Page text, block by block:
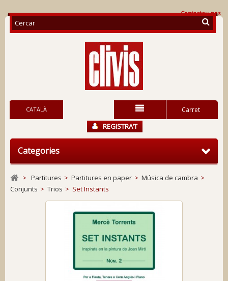
Contacteu-nos
Carret
CATALÀ
REGISTRA’T
Categories
> Partitures > Partitures en paper > Música de cambra >
Conjunts > Trios > Set Instants